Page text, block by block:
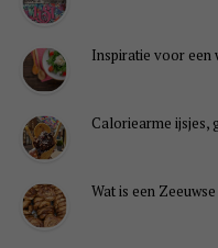
Inspiratie voor een
Caloriearme ijsjes,
Wat is een